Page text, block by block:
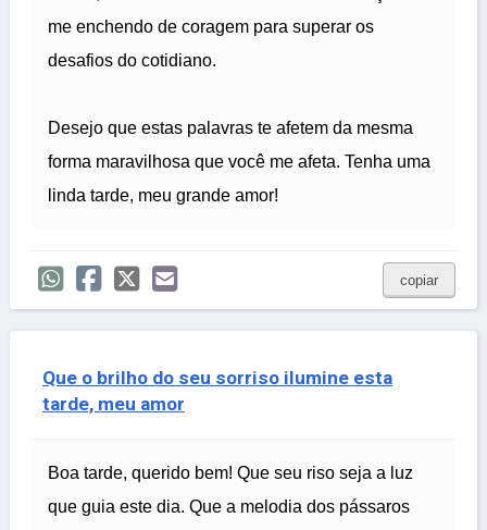
me enchendo de coragem para superar os
desafios do cotidiano.
Desejo que estas palavras te afetem da mesma
forma maravilhosa que você me afeta. Tenha uma
linda tarde, meu grande amor!
copiar
Que o brilho do seu sorriso ilumine esta
tarde, meu amor
Boa tarde, querido bem! Que seu riso seja a luz
que guia este dia. Que a melodia dos pássaros